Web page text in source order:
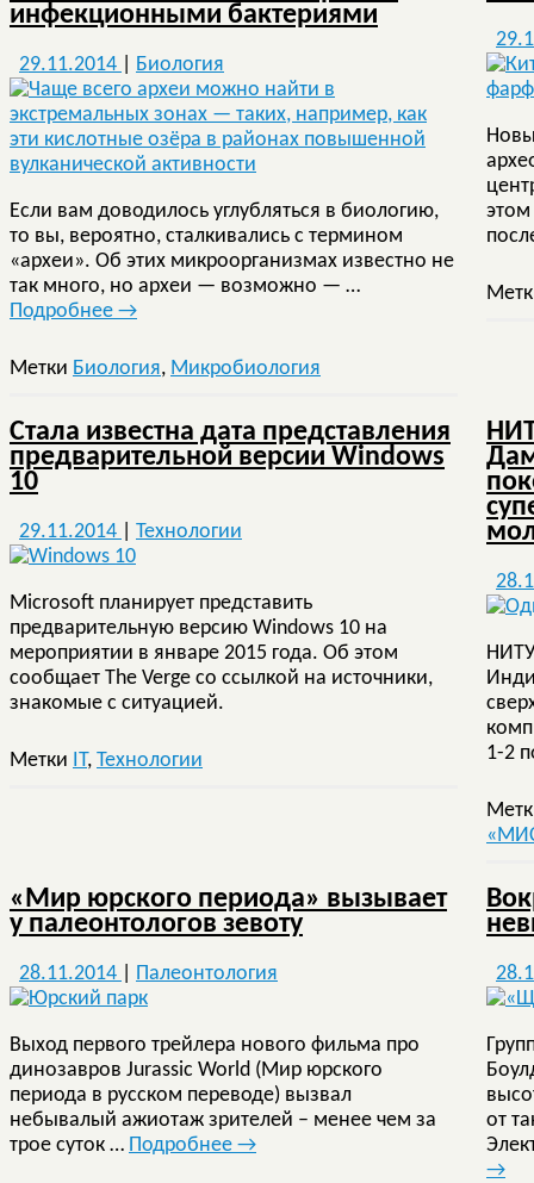
инфекционными бактериями
29.11.2014 Биология
Если вам доводилось углубляться в биологию,
то вы, вероятно, сталкивались с термином
«археи». Об этих микроорганизмах известно не
так много, но археи — возможно — …
Подробнее →
Метки Биология, Микробиология
этом
Стала известна дата представления
предварительной версии Windows
10
29.11.2014 Технологии
Microsoft планирует представить
предварительную версию Windows 10 на
мероприятии в январе 2015 года. Об этом
сообщает The Verge со ссылкой на источники,
знакомые с ситуацией.
Метки IT, Технологии
1-2
«Мир юрского периода» вызывает
у палеонтологов зевоту
28.11.2014 Палеонтология
Выход первого трейлера нового фильма про
динозавров Jurassic World (Мир юрского
периода в русском переводе) вызвал
небывалый ажиотаж зрителей – менее чем за
трое суток … Подробнее →
от
→